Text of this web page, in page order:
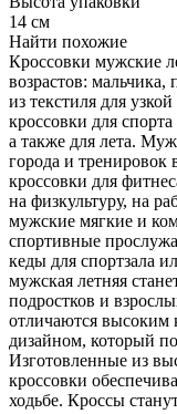
14 см
Найти похожие
Кроссовки мужские
возрастов: мальчика,
из текстиля для
кроссовки для
а также для лета.
города и тренировок
кроссовки для
на физкультуру, на
мужские мягкие и
спортивные
кеды для спортзала
мужская летняя
подростков и
отличаются высоким
дизайном, который
Изготовленные из
кроссовки
ходьбе. Кроссы